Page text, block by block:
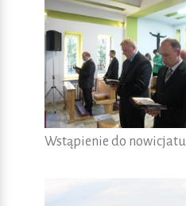
Wstąpienie do nowicjatu